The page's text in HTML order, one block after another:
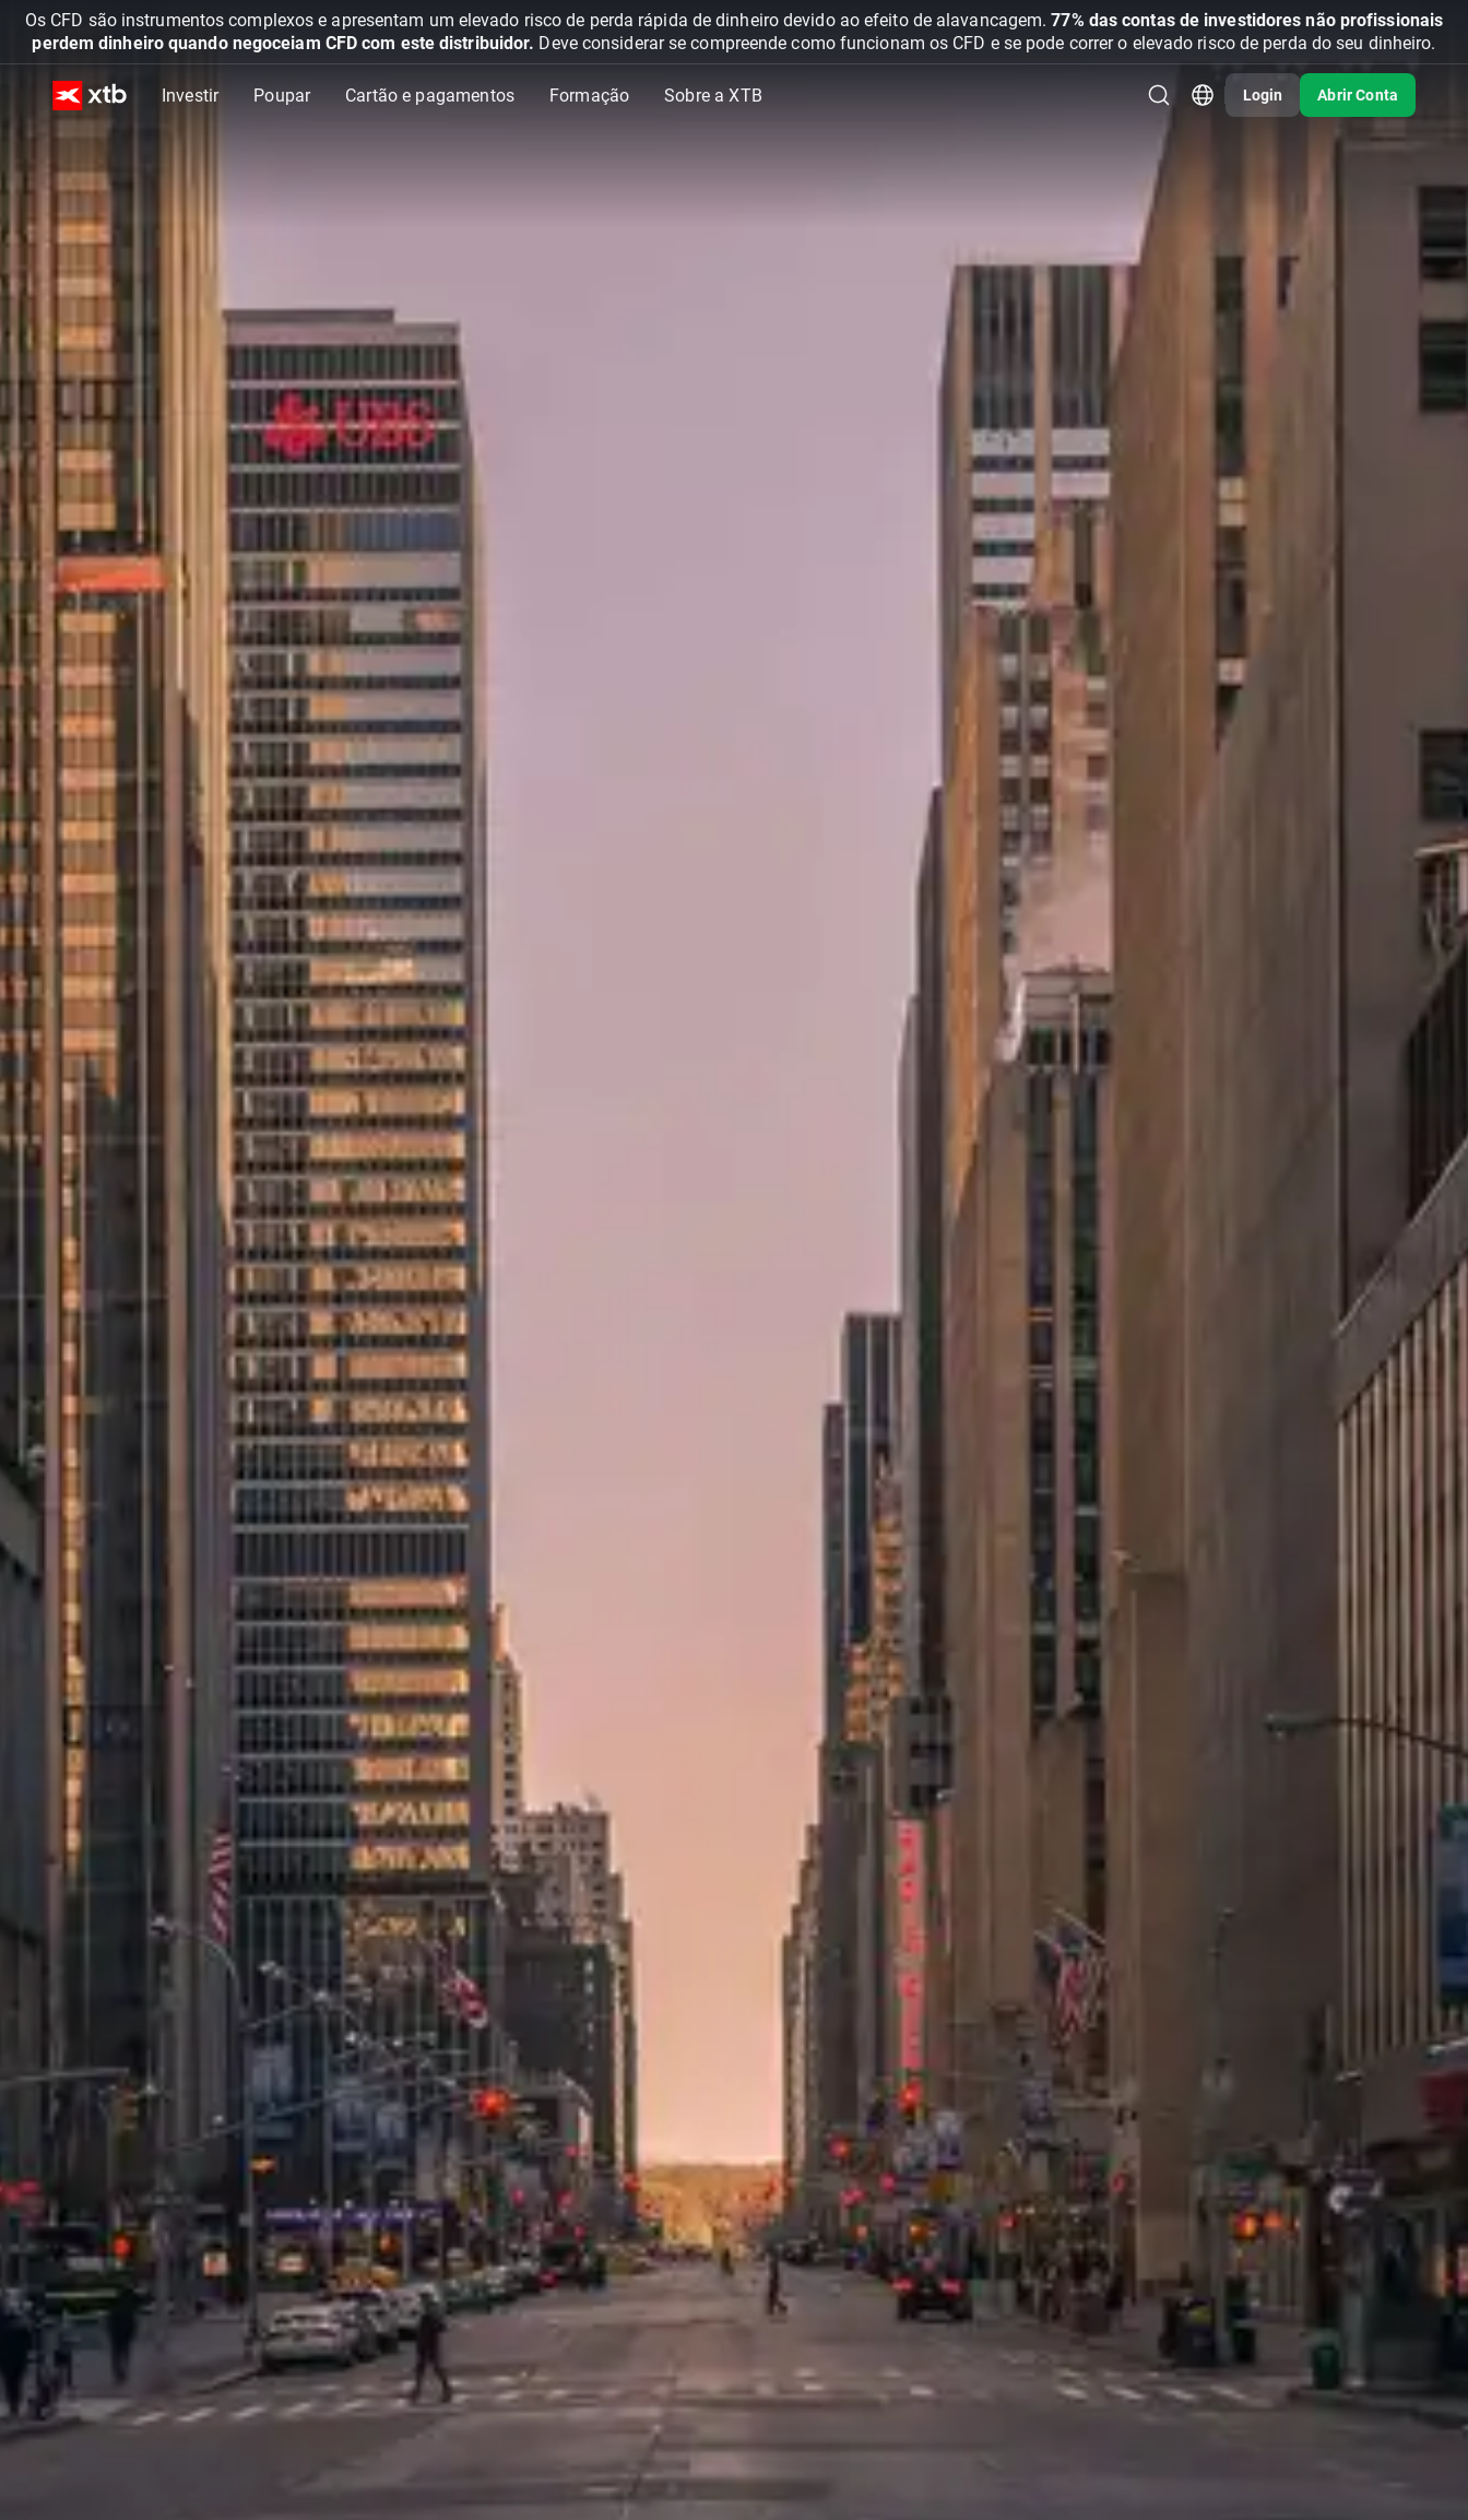
Os CFD são instrumentos complexos e apresentam um elevado risco de perda rápida de dinheiro devido ao efeito de alavancagem.77% das contas de investidores não profissionais
perdem dinheiro quando negoceiam CFD com este distribuidor. Deve considerar se compreende como funcionam os CFD e se pode correr o elevado risco de perda do seu dinheiro.
Investir Poupar Cartão e pagamentos Formação Sobre a XTB Login Abrir Conta